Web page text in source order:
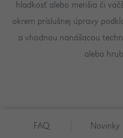
hladkosť alebo menšia či
okrem príslušnej úpravy
a vhodnou nanášacou
alebo
FAQ Novinky